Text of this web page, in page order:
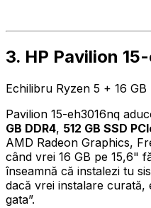
3. HP Pavilion
Echilibru Ryzen 5 + 16 GB
Pavilion 15-eh3016nq
GB DDR4, 512 GB SSD
AMD Radeon Graphics,
când vrei 16 GB pe 15,6"
înseamnă că instalezi tu
dacă vrei instalare curată,
gata”.